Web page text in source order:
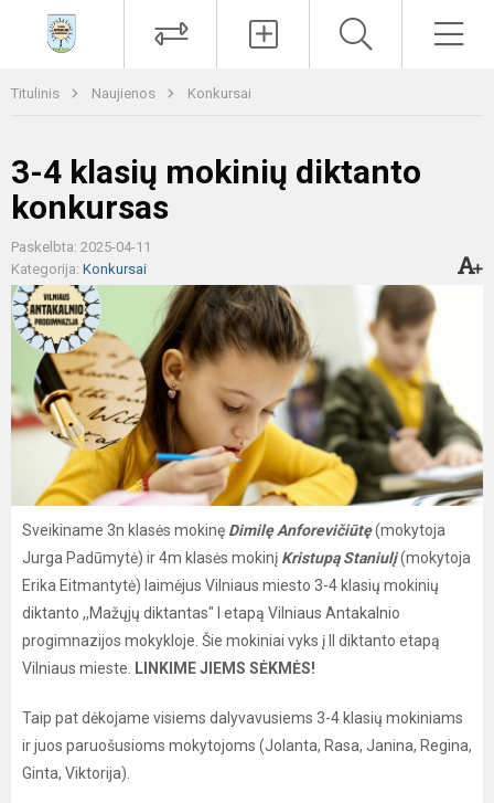
Titulinis Naujienos Konkursai
3-4 klasių mokinių diktanto
konkursas
Paskelbta: 2025-04-11
Kategorija: Konkursai
Sveikiname 3n klasės mokinę Dimilę Anforevičiūtę(mokytoja
Jurga Padūmytė) ir 4m klasės mokinį Kristupą Staniulį(mokytoja
Erika Eitmantytė) laimėjus Vilniaus miesto 3-4 klasių mokinių
diktanto ,,Mažųjų diktantas" I etapą Vilniaus Antakalnio
progimnazijos mokykloje. Šie mokiniai vyks į II diktanto etapą
Vilniaus mieste.
LINKIME JIEMS SĖKMĖS!
Taip pat dėkojame visiems dalyvavusiems 3-4 klasių mokiniams
ir juos paruošusioms mokytojoms (Jolanta, Rasa, Janina, Regina,
Ginta, Viktorija).